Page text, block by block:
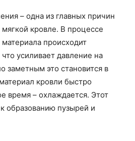
– одна из главных причин
кровле. В процессе
происходит
усиливает давление на
заметным это становится в
кровли быстро
время – охлаждается. Этот
образованию пузырей и